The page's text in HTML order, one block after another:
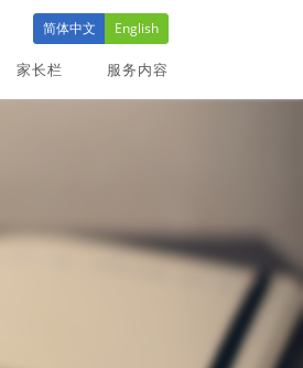
家长栏 服务内容
简体中文 English